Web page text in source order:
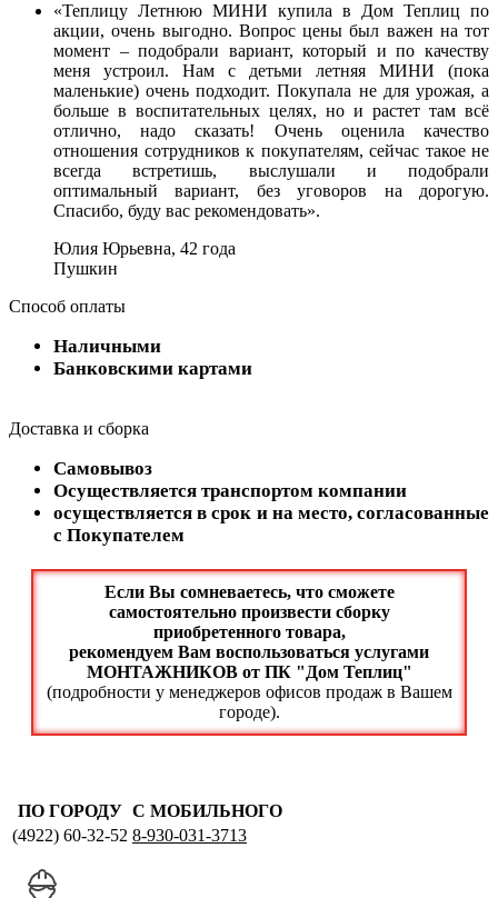
«Теплицу Летнюю МИНИ купила в Дом Теплиц по
акции, очень выгодно. Вопрос цены был важен на тот
момент – подобрали вариант, который и по качеству
меня устроил. Нам с детьми летняя МИНИ (пока
маленькие) очень подходит. Покупала не для урожая, а
больше в воспитательных целях, но и растет там всё
отлично, надо сказать! Очень оценила качество
отношения сотрудников к покупателям, сейчас такое не
всегда встретишь, выслушали и подобрали
оптимальный вариант, без уговоров на дорогую.
Спасибо, буду вас рекомендовать».
Юлия Юрьевна, 42 года
Пушкин
Способ оплаты
Наличными
Банковскими картами
Доставка и сборка
Самовывоз
Осуществляется транспортом компании
осуществляется в срок и на место, согласованные
с Покупателем
Если Вы сомневаетесь, что сможете
самостоятельно произвести сборку
приобретенного товара,
рекомендуем Вам воспользоваться услугами
МОНТАЖНИКОВ от ПК "Дом Теплиц"
(подробности у менеджеров офисов продаж в Вашем
городе).
ПО ГОРОДУ С МОБИЛЬНОГО
(4922) 60-32-52 8-930-031-3713